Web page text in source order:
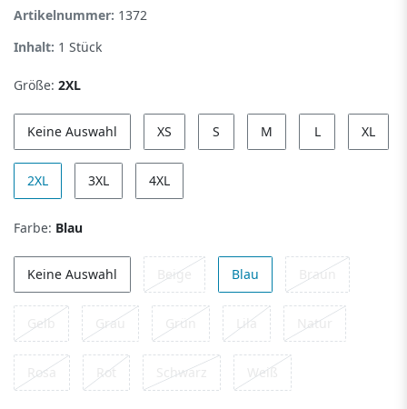
Artikelnummer: 1372
Inhalt: 1 Stück
Größe: 2XL
Keine Auswahl XS S M L XL
2XL 3XL 4XL
Farbe: Blau
Keine Auswahl Beige Blau Braun
Gelb Grau Grün Lila Natur
Rosa Rot Schwarz Weiß